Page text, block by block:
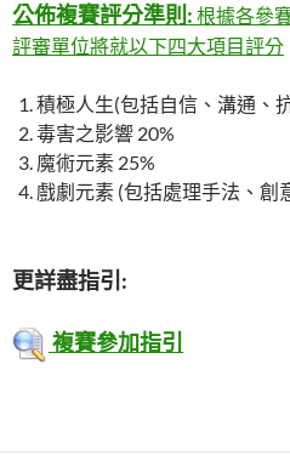
公佈複賽評分準則: 根據各參
評審單位將就以下四大項目評分
積極人生(包括自信、溝通、
毒害之影響 20%
魔術元素 25%
戲劇元素 (包括處理手法、創
更詳盡指引:
複賽參加指引